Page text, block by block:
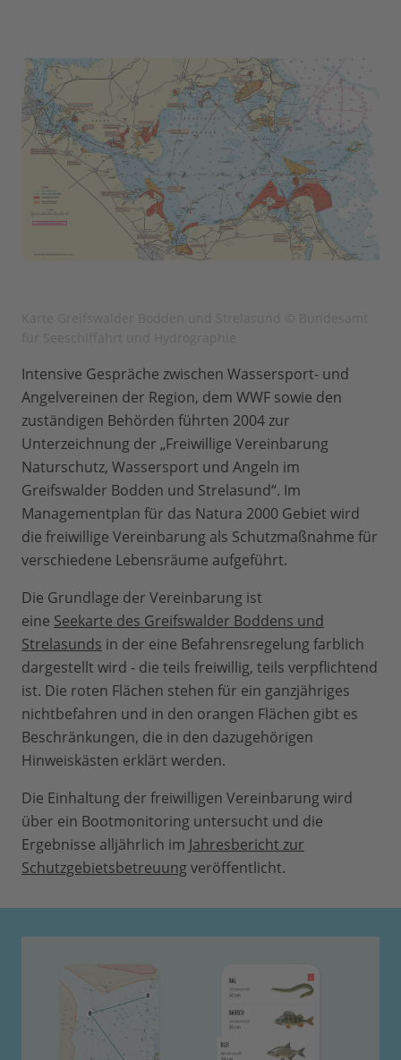
Intensive Gespräche zwischen Wassersport- und
Angelvereinen der Region, dem WWF sowie den
zuständigen Behörden führten 2004 zur
Unterzeichnung der „Freiwillige Vereinbarung
Naturschutz, Wassersport und Angeln im
Greifswalder Bodden und Strelasund“. Im
Managementplan für das Natura 2000 Gebiet wird
die freiwillige Vereinbarung als Schutzmaßnahme für
verschiedene Lebensräume aufgeführt.
Die Grundlage der Vereinbarung ist
eine Seekarte des Greifswalder Boddens und
Strelasunds in der eine Befahrensregelung farblich
dargestellt wird - die teils freiwillig, teils verpflichtend
ist. Die roten Flächen stehen für ein ganzjähriges
nichtbefahren und in den orangen Flächen gibt es
Beschränkungen, die in den dazugehörigen
Hinweiskästen erklärt werden.
Die Einhaltung der freiwilligen Vereinbarung wird
über ein Bootmonitoring untersucht und die
Ergebnisse alljährlich im Jahresbericht zur
Schutzgebietsbetreuungveröffentlicht.